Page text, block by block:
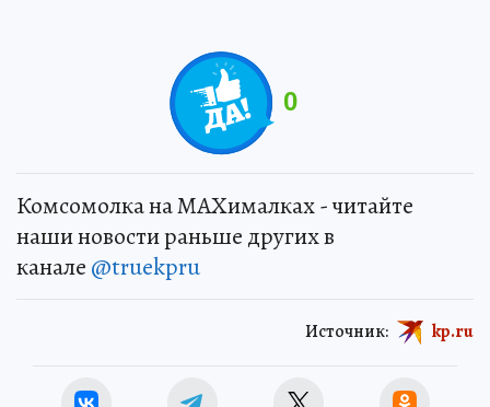
0
Комсомолка на MAXималках - читайте
наши новости раньше других в
канале @truekpru
Источник: kp.ru